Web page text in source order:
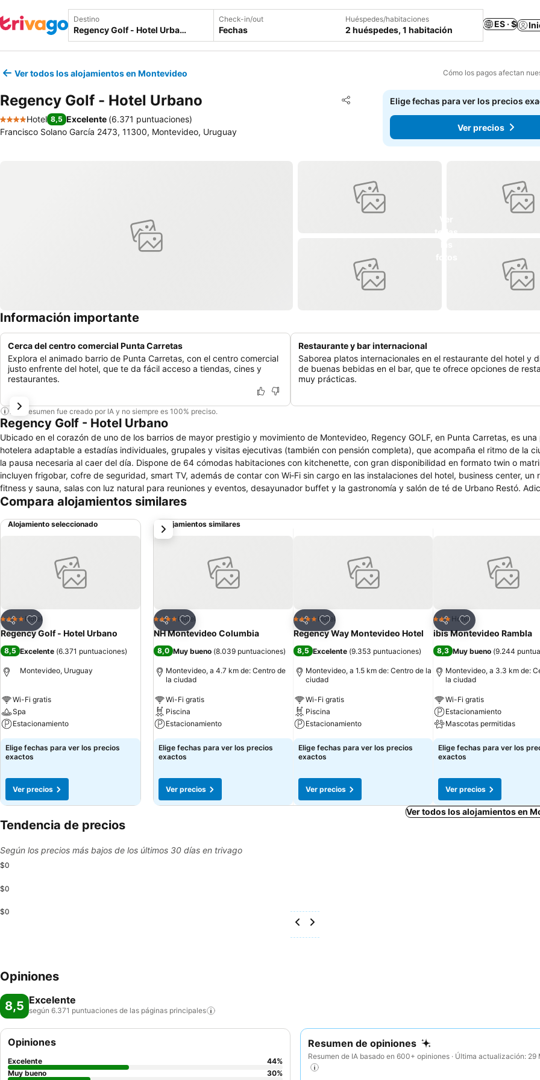
Destino Check-in/out
Fechas
Huéspedes/habitaciones
2 huéspedes, 1 habitación
ES · $
Ver todos los alojamientos en Montevideo Cómo los pagos afectan
Regency Golf - Hotel Urbano Compartir
Agregar a favoritos
4 Estrellas
Hotel 8,5 Excelente (6.371 puntuaciones)
Francisco Solano García 2473, 11300, Montevideo, Uruguay
Elige fechas para ver los precios
Ver precios
Información importante
Cerca del centro comercial Punta Carretas
Explora el animado barrio de Punta Carretas, con el centro comercial
justo enfrente del hotel, que te da fácil acceso a tiendas, cines y
restaurantes.
Restaurante y bar internacional
Saborea platos internacionales en el restaurante del hotel y
de buenas bebidas en el bar, que te ofrece opciones de
muy prácticas.
Este resumen fue creado por IA y no siempre es 100% preciso.
Regency Golf - Hotel Urbano
Ubicado en el corazón de uno de los barrios de mayor prestigio y movimiento de Montevideo, Regency GOLF, en Punta Carretas, es una
hotelera adaptable a estadías individuales, grupales y visitas ejecutivas (también con pensión completa), que acompaña el ritmo de la
la pausa necesaria al caer del día. Dispone de 64 cómodas habitaciones con kitchenette, con gran disponibilidad en formato twin o matrimonial, que
incluyen frigobar, cofre de seguridad, smart TV, además de contar con Wi‑Fi sin cargo en las instalaciones del hotel, business center, un
fitness y sauna, salas con luz natural para reuniones y eventos, desayunador buffet y la gastronomía y salón de té de Urbano Restó. Adicionalmente,
el hotel cuenta con un estacionamiento de 8 plazas para vehículos de mediano porte, con cargo adicional y sujeto a disponibilidad, al
Compara alojamientos similares
Alojamiento seleccionado
Compartir
Agregar a favoritos
4 EstrellasHotel
Regency Golf - Hotel Urbano
8,5 Excelente (6.371 puntuaciones)
Montevideo, Uruguay
Wi-Fi gratis
Spa
Estacionamiento
Elige fechas para ver los precios
exactos
Ver precios
Alojamientos similares
Compartir
Agregar a favoritos
4 EstrellasHotel
NH Montevideo Columbia
8,0 Muy bueno (8.039 puntuaciones)
Montevideo, a 4.7 km de: Centro de
la ciudad
Wi-Fi gratis
Piscina
Estacionamiento
Elige fechas para ver los precios
exactos
Ver precios
Compartir
Agregar a favoritos
4 EstrellasHotel
Regency Way Montevideo Hotel
8,5 Excelente (9.353 puntuaciones)
Montevideo, a 1.5 km de: Centro de la
ciudad
Wi-Fi gratis
Piscina
Estacionamiento
Elige fechas para ver los precios
exactos
Ver precios
Compartir
Agregar a
3 Estrellas
Hotel
ibis Montevideo Rambla
8,3 Muy bueno (9.244
Montevideo, a 3.3 km de:
la ciudad
Wi-Fi gratis
Estacionamiento
Mascotas permitidas
Elige fechas para ver los
exactos
Ver precios
siguiente
Ver todos los alojamientos en
Tendencia de precios
Según los precios más bajos de los últimos 30 días en trivago
$0
$0
$0
Opiniones
8,5 Excelente
según 6.371 puntuaciones de las páginas principales
Resumen de opiniones
Resumen de IA basado en 600+ opiniones · Última actualización: 29
Opiniones
Excelente 44%
Muy bueno
30%